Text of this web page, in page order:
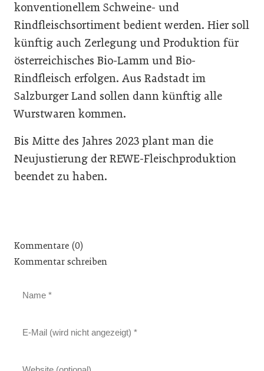
konventionellem Schweine- und
Rindfleischsortiment bedient werden. Hier soll
künftig auch Zerlegung und Produktion für
österreichisches Bio-Lamm und Bio-
Rindfleisch erfolgen. Aus Radstadt im
Salzburger Land sollen dann künftig alle
Wurstwaren kommen.
Bis Mitte des Jahres 2023 plant man die
Neujustierung der REWE-Fleischproduktion
beendet zu haben.
Kommentare (0)
Kommentar schreiben